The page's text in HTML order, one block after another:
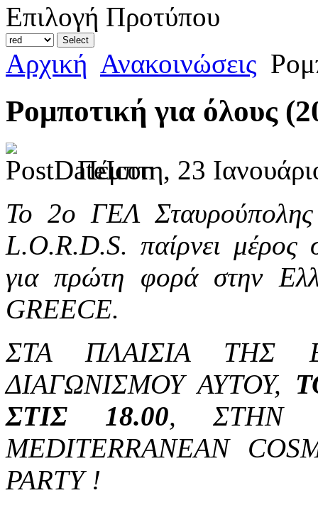
Επιλογή Προτύπου
Αρχική Ανακοινώσεις
Ρομποτική για όλους
Πέμπτη, 23
Το 2ο ΓΕΛ
L.O.R.D.S. παίρνει μέρος
για πρώτη φορά στην
GREECE.
ΣΤΑ ΠΛΑΙΣΙΑ ΤΗΣ
ΔΙΑΓΩΝΙΣΜΟΥ ΑΥΤΟΥ,
ΣΤΙΣ 18.00, ΣΤΗΝ
MEDITERRANEAN
PARTY !